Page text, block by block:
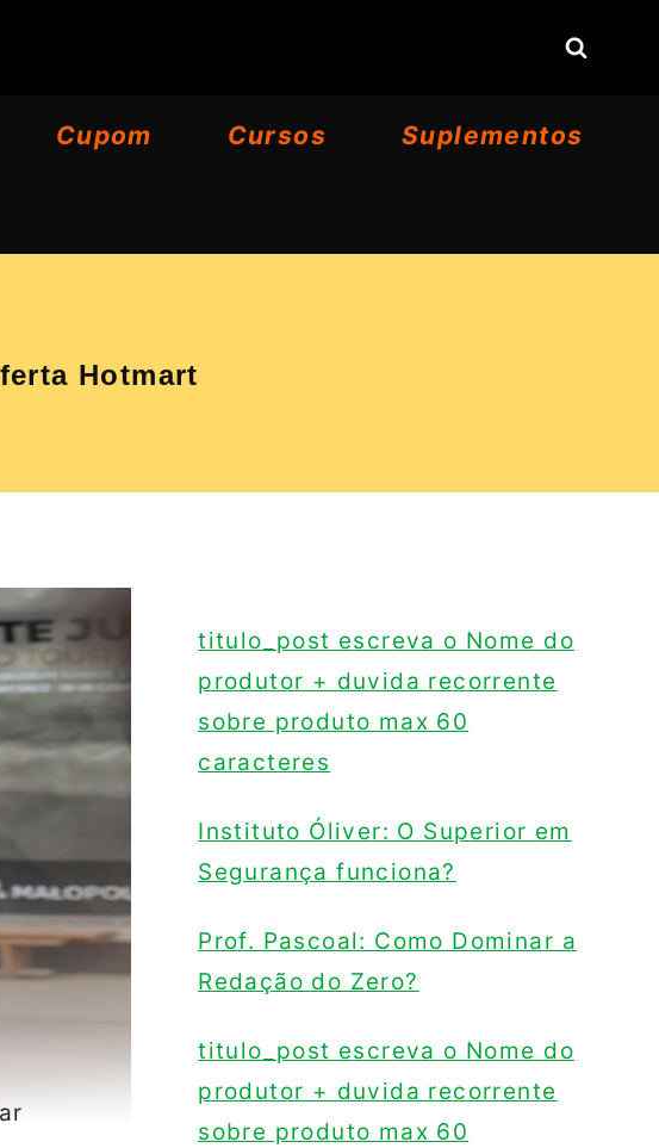
Cupom Cursos Suplementos
Hotmart
titulo_post escreva o Nome do
produtor + duvida recorrente
sobre produto max 60
caracteres
Instituto Óliver: O Superior em
Segurança funciona?
Prof. Pascoal: Como Dominar a
Redação do Zero?
titulo_post escreva o Nome do
produtor + duvida recorrente
sobre produto max 60